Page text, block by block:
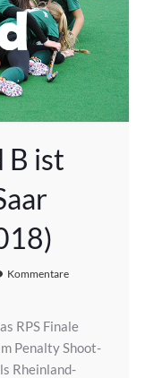
B ist
Kommentare
RPS Finale
Penalty Shoot-
Rheinland-